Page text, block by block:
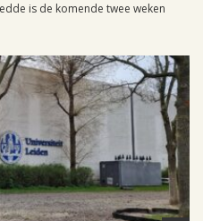
is de komende twee weken